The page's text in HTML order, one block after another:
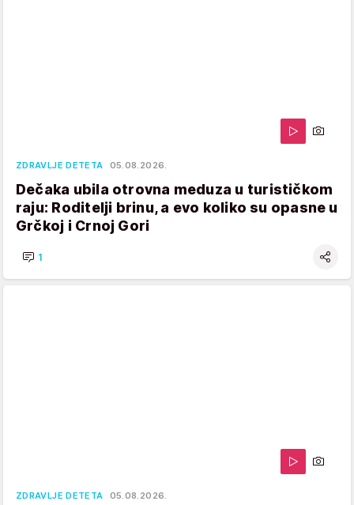
ZDRAVLJE DETETA 05.08.2026.
Dečaka ubila otrovna meduza u turističkom
raju: Roditelji brinu, a evo koliko su opasne u
Grčkoj i Crnoj Gori
1
ZDRAVLJE DETETA 05.08.2026.